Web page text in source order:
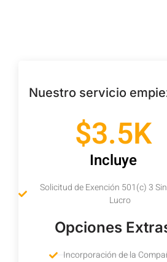
Nuestro servicio
$3.5K
Incluye
Solicitud de Exención 501(c) 3
Lucro
Opciones
Incorporación de la